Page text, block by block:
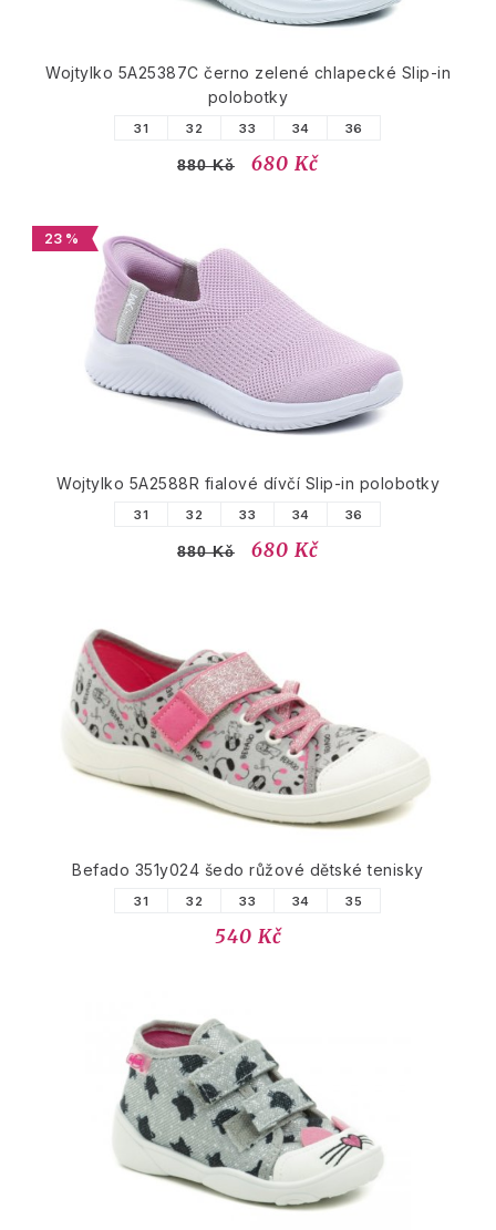
Wojtylko 5A25387C černo zelené chlapecké Slip-in
polobotky
31 32 33 34 36
880 Kč 680 Kč
23 %
Wojtylko 5A2588R fialové dívčí Slip-in polobotky
31 32 33 34 36
880 Kč 680 Kč
Befado 351y024 šedo růžové dětské tenisky
31 32 33 34 35
540 Kč